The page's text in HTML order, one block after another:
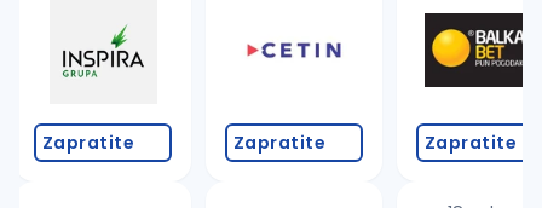
Zapratite Zapratite Zapratite